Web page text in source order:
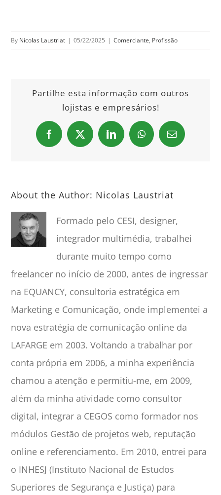
By Nicolas Laustriat | 05/22/2025 | Comerciante, Profissão
Partilhe esta informação com outros
lojistas e empresários!
Facebook
X LinkedInWhatsAppEmail
About the Author: Nicolas Laustriat
Formado pelo CESI, designer,
integrador multimédia, trabalhei
durante muito tempo como
freelancer no início de 2000, antes de ingressar
na EQUANCY, consultoria estratégica em
Marketing e Comunicação, onde implementei a
nova estratégia de comunicação online da
LAFARGE em 2003. Voltando a trabalhar por
conta própria em 2006, a minha experiência
chamou a atenção e permitiu-me, em 2009,
além da minha atividade como consultor
digital, integrar a CEGOS como formador nos
módulos Gestão de projetos web, reputação
online e referenciamento. Em 2010, entrei para
o INHESJ (Instituto Nacional de Estudos
Superiores de Segurança e Justiça) para